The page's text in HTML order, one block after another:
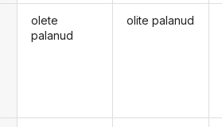
olete
palanud
olite palanud